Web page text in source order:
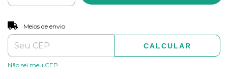
Entregas para o CEP:
Meios de envio
CALCULAR
Não sei meu CEP